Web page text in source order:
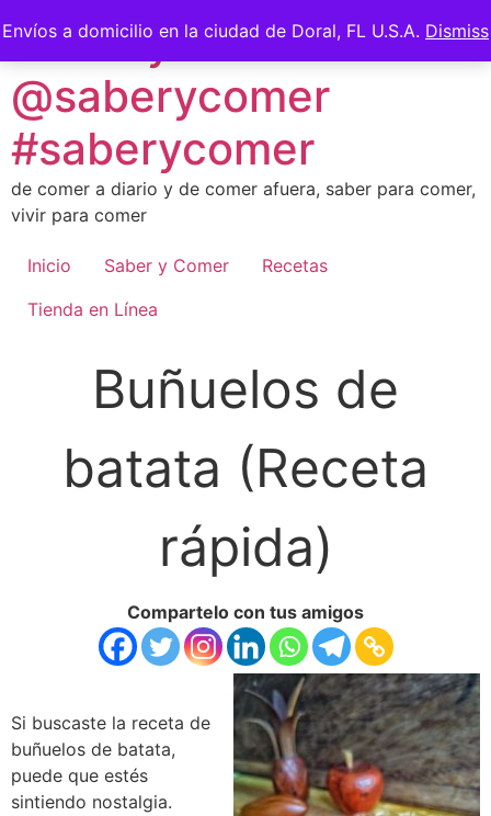
Envíos a domicilio en la ciudad de Doral, FL U.S.A. Dismiss
to
content
Saber y Comer -
@saberycomer
#saberycomer
de comer a diario y de comer afuera, saber para comer,
vivir para comer
Inicio Saber y Comer
Recetas
Tienda en Línea
Buñuelos de
batata (Receta
rápida)
Compartelo con tus amigos
Si buscaste la receta de
buñuelos de batata,
puede que estés
sintiendo nostalgia.